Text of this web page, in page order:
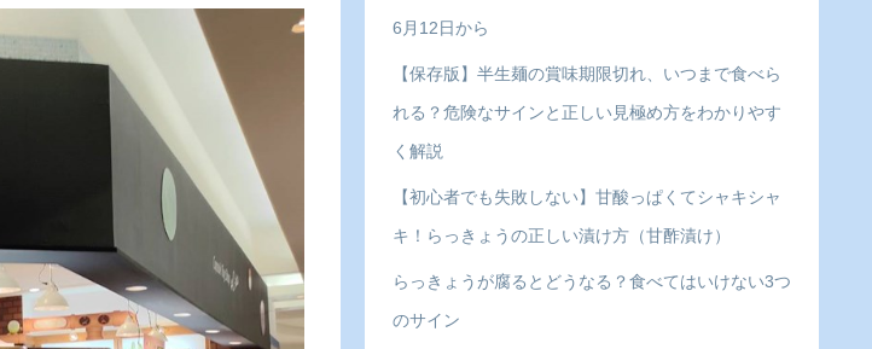
6月12日から
【保存版】半生麺の賞味期限切れ、いつまで食べら
れる？危険なサインと正しい見極め方をわかりやす
く解説
【初心者でも失敗しない】甘酸っぱくてシャキシャ
キ！らっきょうの正しい漬け方（甘酢漬け）
らっきょうが腐るとどうなる？食べてはいけない3つ
のサイン